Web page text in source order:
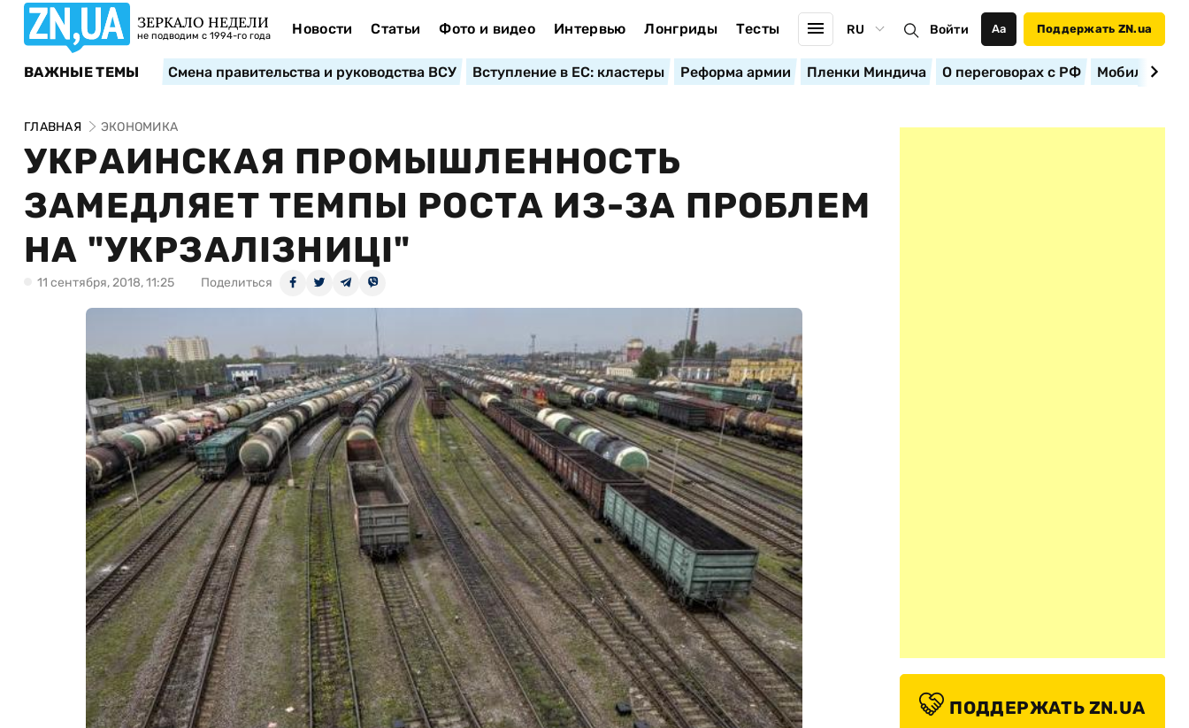
ЗЕРКАЛО НЕДЕЛИ
не подводим с 1994-го года Новости Статьи Фото и видео Интервью Лонгриды Тесты RU Войти Аа Поддержать ZN.ua
ВАЖНЫЕ ТЕМЫ Смена правительства и руководства ВСУ Вступление в ЕС: кластеры Реформа армии Пленки Миндича О переговорах с РФ
ГЛАВНАЯ ЭКОНОМИКА
УКРАИНСКАЯ ПРОМЫШЛЕННОСТЬ
ЗАМЕДЛЯЕТ ТЕМПЫ РОСТА ИЗ-ЗА ПРОБЛЕМ
НА "УКРЗАЛІЗНИЦІ"
11 сентября, 2018, 11:25 Поделиться
ПОДДЕРЖАТЬ ZN.UA